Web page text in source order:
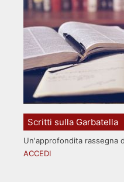
Scritti sulla Garbatella
Un'approfondita rassegna
ACCEDI